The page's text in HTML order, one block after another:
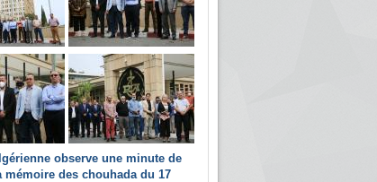
observe une minute de
mémoire des chouhada du 17